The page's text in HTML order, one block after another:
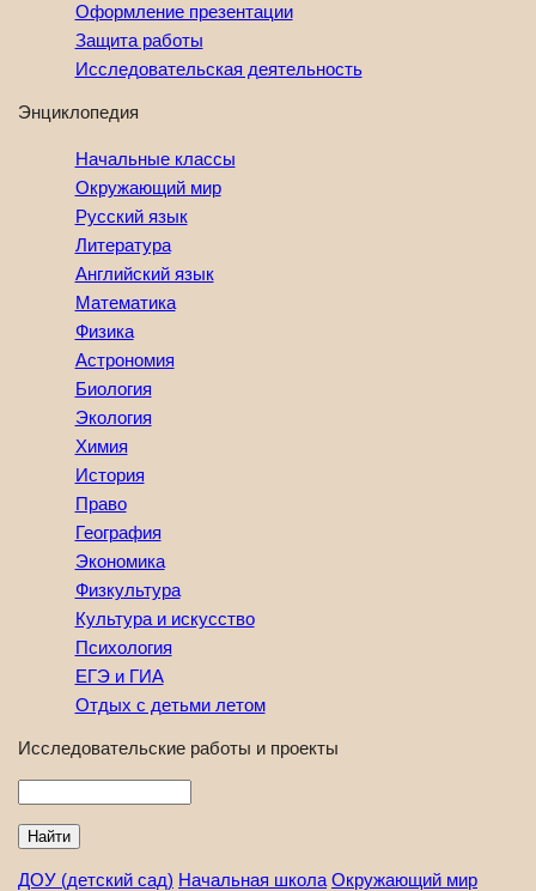
Оформление презентации
Защита работы
Исследовательская деятельность
Энциклопедия
Начальные классы
Окружающий мир
Русский язык
Литература
Английский язык
Математика
Физика
Астрономия
Биология
Экология
Химия
История
Право
География
Экономика
Физкультура
Культура и искусство
Психология
ЕГЭ и ГИА
Отдых с детьми летом
Исследовательские работы и проекты
ДОУ (детский сад) Начальная школа Окружающий мир